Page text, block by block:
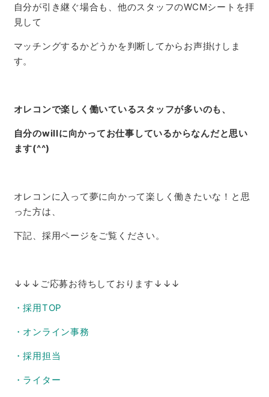
自分が引き継ぐ場合も、他のスタッフのWCMシートを拝
見して
マッチングするかどうかを判断してからお声掛けしま
す。
オレコンで楽しく働いているスタッフが多いのも、
自分のwillに向かってお仕事しているからなんだと思い
ます(^^)
オレコンに入って夢に向かって楽しく働きたいな！と思
った方は、
下記、採用ページをご覧ください。
↓↓↓ご応募お待ちしております↓↓↓
・採用TOP
・オンライン事務
・採用担当
・ライター